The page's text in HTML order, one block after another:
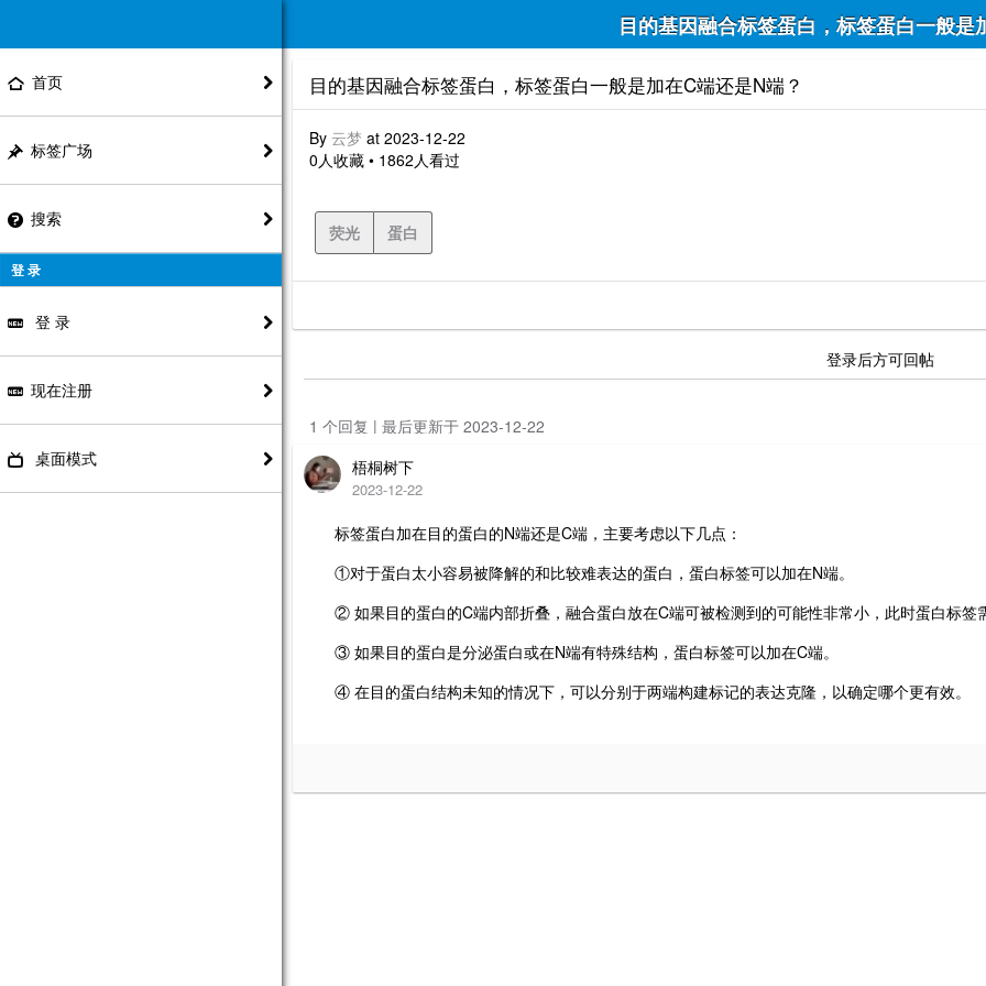
目的基因融合标签蛋白，标签蛋白一般是
目的基因融合标签蛋白，标签蛋白一般是加在C端还是N端？
By 云梦 at 2023-12-22
0人收藏 • 1862人看过
荧光 蛋白
登录后方可回帖
1 个回复 | 最后更新于 2023-12-22
梧桐树下
2023-12-22
标签蛋白加在目的蛋白的N端还是C端，主要考虑以下几点：
①对于蛋白太小容易被降解的和比较难表达的蛋白，蛋白标签可以加在N端。
② 如果目的蛋白的C端内部折叠，融合蛋白放在C端可被检测到的可能性非常小，此时蛋白标签
③ 如果目的蛋白是分泌蛋白或在N端有特殊结构，蛋白标签可以加在C端。
④ 在目的蛋白结构未知的情况下，可以分别于两端构建标记的表达克隆，以确定哪个更有效。
首页
标签广场
搜索
登 录
登 录
现在注册
桌面模式